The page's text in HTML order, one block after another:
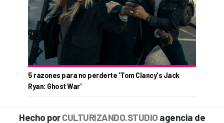
5 razones para no perderte 'Tom Clancy's Jack
Ryan: Ghost War'
Hecho porCULTURIZANDO.STUDIO agencia de